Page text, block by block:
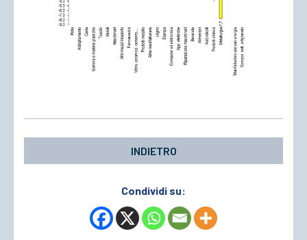
INDIETRO
Condividi su: